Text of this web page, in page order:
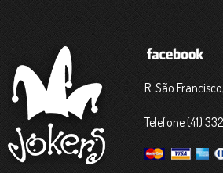
R. São
Telefone (41)